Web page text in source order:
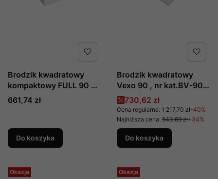
Brodzik kwadratowy
kompaktowy FULL 90 x
90 cm 00019
Cena
661,74 zł
Do koszyka
Brodzik kwadratowy
Vexo 90 , nr kat.BV-90-
90-K, producent Besco
Cena promocyjna
730,62 zł
Cena regularna: 1 217,70 zł-40%
Najniższa cena: 543,69 zł+34%
Do koszyka
Okazja Okazja